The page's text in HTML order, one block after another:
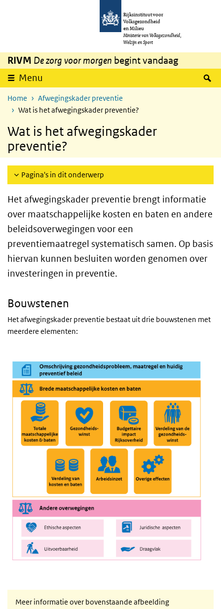
Overslaan en naar de inhoud gaan
Rijksinstituut voor
Volksgezondheid
en Milieu
Ministerie van Volksgezondheid,
Welzijn en Sport
RIVM De zorg voor morgen begint vandaag
Menu
Home
Afwegingskader preventie
Wat is het afwegingskader preventie?
Wat is het afwegingskader
preventie?
Pagina's in dit onderwerp
Het afwegingskader preventie brengt informatie
over maatschappelijke kosten en baten en andere
beleidsoverwegingen voor een
preventiemaatregel systematisch samen. Op basis
hiervan kunnen besluiten worden genomen over
investeringen in preventie.
Bouwstenen
Het afwegingskader preventie bestaat uit drie bouwstenen met
meerdere elementen:
Meer informatie over bovenstaande afbeelding